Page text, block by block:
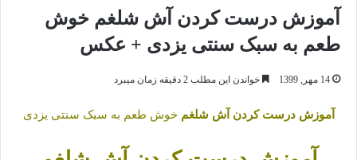
آموزش درست کردن آش شلغم خوش
طعم به سبک سنتی یزدی + عکس
14 مهر, 1399 خواندن این مطلب 2 دقیقه زمان میبرد
آموزش درست کردن آش شلغم خوش طعم به سبک سنتی یزدی